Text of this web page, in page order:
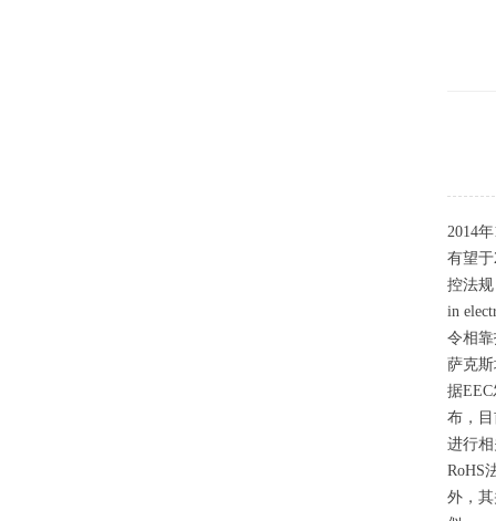
2014
有望
控法规
in
令相
萨克
据
布，
进行
RoHS
外，